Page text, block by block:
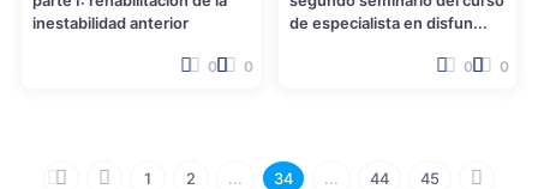
inestabilidad anterior
0 0
de especialista en disfun...
0 0
1 2 ... 34 ... 44 45